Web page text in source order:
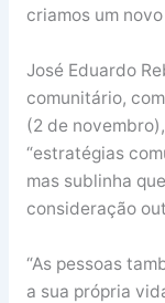
criamos um
José Eduardo
comunitário,
(2 de
“estratégias
mas sublinha
consideração
“As pessoas
a sua própria